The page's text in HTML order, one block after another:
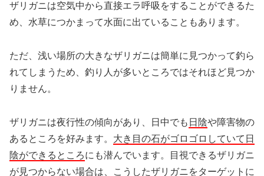
ザリガニは空気中から直接エラ呼吸をすることができるた
め、水草につかまって水面に出ていることもあります。
ただ、浅い場所の大きなザリガニは簡単に見つかって釣ら
れてしまうため、釣り人が多いところではそれほど見つか
りません。
ザリガニは夜行性の傾向があり、日中でも 日陰や障害物の
あるところを好みます。 大き目の石がゴロゴロしていて日
陰ができるところにも潜んでいます。目視できるザリガニ
が見つからない場合は、こうしたザリガニをターゲットに